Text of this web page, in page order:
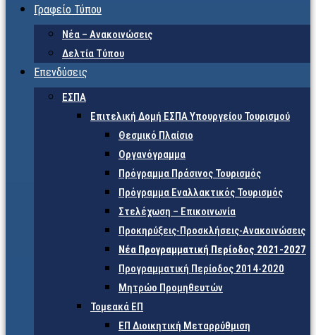
Γραφείο Τύπου
Νέα – Ανακοινώσεις
Δελτία Τύπου
Επενδύσεις
ΕΣΠΑ
Επιτελική Δομή ΕΣΠΑ Υπουργείου Τουρισμού
Θεσμικό Πλαίσιο
Οργανόγραμμα
Πρόγραμμα Πράσινος Τουρισμός
Πρόγραμμα Εναλλακτικός Τουρισμός
Στελέχωση – Επικοινωνία
Προκηρύξεις-Προσκλήσεις-Ανακοινώσεις
Νέα Προγραμματική Περίοδος 2021-2027
Προγραμματική Περίοδος 2014-2020
Μητρώο Προμηθευτών
Τομεακά ΕΠ
ΕΠ Διοικητική Μεταρρύθμιση